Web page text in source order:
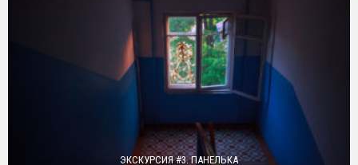
ЭКСКУРСИЯ #3. ПАНЕЛЬКА